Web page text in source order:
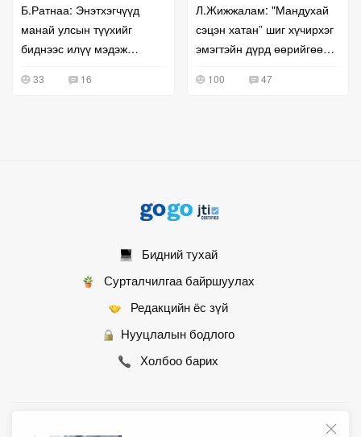
Б.Ратнаа: Энэтхэгчүүд
манай улсын түүхийг
биднээс илүү мэдэж
эмзэглэдэг
33 16
Л.Жижжалам: "Мандухай
сэцэн хатан” шиг хүчирхэг
эмэгтэйн дүрд өөрийгөө
100 47
Бидний тухай
Сурталчилгаа байршуулах
Редакцийн ёс зүй
Нууцлалын бодлого
Холбоо барих